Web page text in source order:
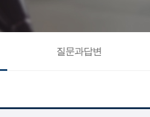
질문과답변